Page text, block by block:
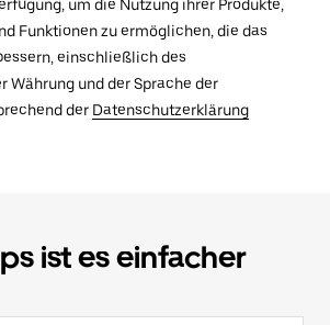
um die Nutzung ihrer Produkte,
Funktionen zu ermöglichen, die das
einschließlich des
Währung und der Sprache der
der Datenschutzerklärung
ist es einfacher